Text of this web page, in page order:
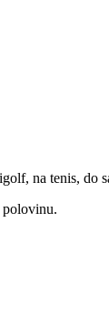
na tenis, do